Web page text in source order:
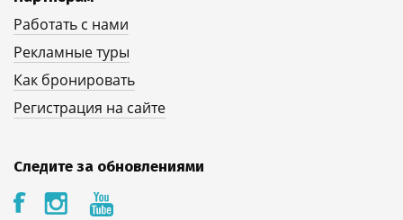
Работать с нами
Рекламные туры
Как бронировать
Регистрация на сайте
Следите за обновлениями